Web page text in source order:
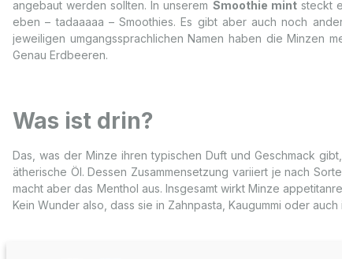
angebaut werden sollten. In unserem Smoothie mintsteckt
eben – tadaaaaa – Smoothies. Es gibt aber auch noch
jeweiligen umgangssprachlichen Namen haben die Minzen
Genau Erdbeeren.
Was ist drin?
Das, was der Minze ihren typischen Duft und Geschmack
ätherische Öl. Dessen Zusammensetzung variiert je nach
macht aber das Menthol aus. Insgesamt wirkt Minze
Kein Wunder also, dass sie in Zahnpasta, Kaugummi oder auch